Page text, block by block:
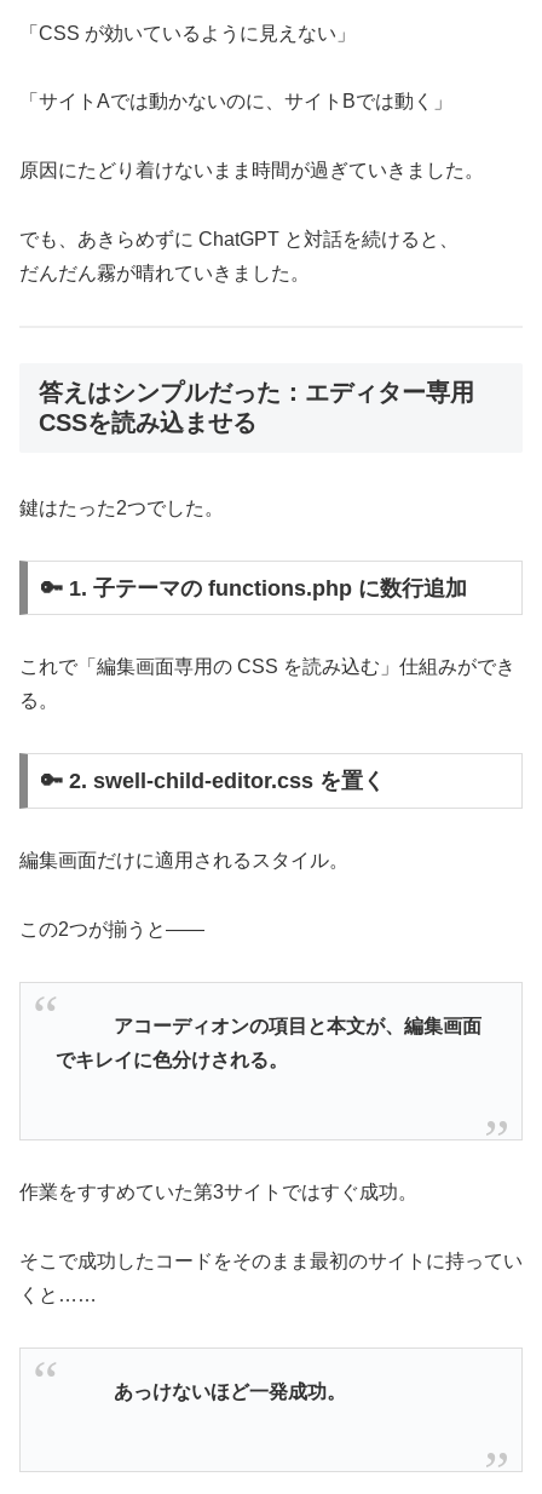
「CSS が効いているように見えない」
「サイトAでは動かないのに、サイトBでは動く」
原因にたどり着けないまま時間が過ぎていきました。
でも、あきらめずに ChatGPT と対話を続けると、
だんだん霧が晴れていきました。
答えはシンプルだった：エディター専用
CSSを読み込ませる
鍵はたった2つでした。
🔑 1. 子テーマの functions.php に数行追加
これで「編集画面専用の CSS を読み込む」仕組みができ
る。
🔑 2. swell-child-editor.css を置く
編集画面だけに適用されるスタイル。
この2つが揃うと——
アコーディオンの項目と本文が、編集画面
でキレイに色分けされる。
作業をすすめていた第3サイトではすぐ成功。
そこで成功したコードをそのまま最初のサイトに持ってい
くと……
あっけないほど一発成功。